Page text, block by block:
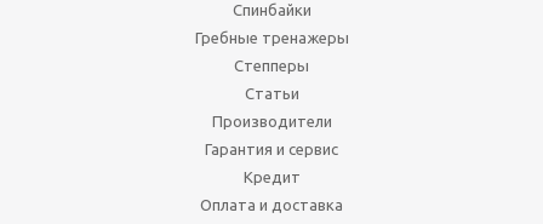
Спинбайки
Гребные тренажеры
Степперы
Статьи
Производители
Гарантия и сервис
Кредит
Оплата и доставка